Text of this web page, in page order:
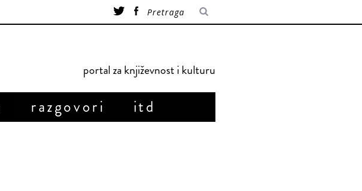
portal za književnost i kulturu
razgovori itd